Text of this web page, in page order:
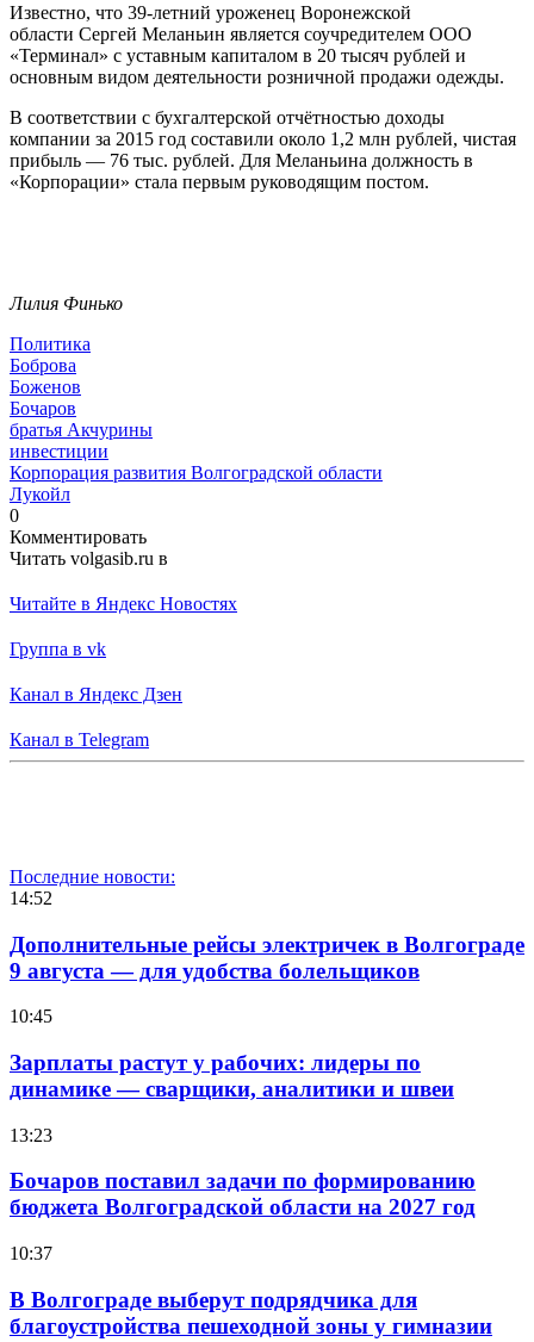
Известно, что 39-летний уроженец Воронежской
области Сергей Меланьин является соучредителем ООО
«Терминал» с уставным капиталом в 20 тысяч рублей и
основным видом деятельности розничной продажи одежды.
В соответствии с бухгалтерской отчётностью доходы
компании за 2015 год составили около 1,2 млн рублей, чистая
прибыль — 76 тыс. рублей. Для Меланьина должность в
«Корпорации» стала первым руководящим постом.
Лилия Финько
Политика
Боброва
Боженов
Бочаров
братья Акчурины
инвестиции
Корпорация развития Волгоградской области
Лукойл
0
Комментировать
Читать volgasib.ru в
Читайте в Яндекс Новостях
Группа в vk
Канал в Яндекс Дзен
Канал в Telegram
Последние новости:
14:52
Дополнительные рейсы электричек в Волгограде
9 августа — для удобства болельщиков
10:45
Зарплаты растут у рабочих: лидеры по
динамике — сварщики, аналитики и швеи
13:23
Бочаров поставил задачи по формированию
бюджета Волгоградской области на 2027 год
10:37
В Волгограде выберут подрядчика для
благоустройства пешеходной зоны у гимназии